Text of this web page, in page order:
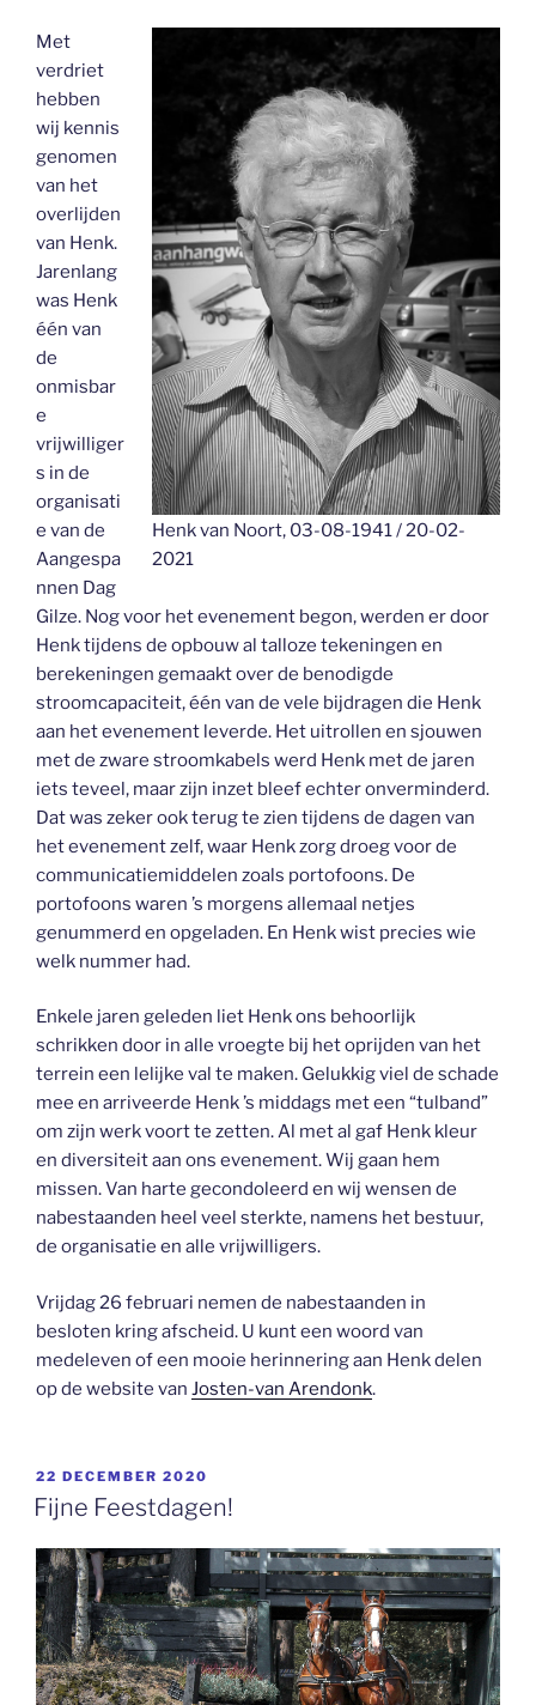
Henk van Noort, 03-08-1941 / 20-02-
2021
Met
verdriet
hebben
wij kennis
genomen
van het
overlijden
van Henk.
Jarenlang
was Henk
één van
de
onmisbar
e
vrijwilliger
s in de
organisati
e van de
Aangespa
nnen Dag
Gilze. Nog voor het evenement begon, werden er door
Henk tijdens de opbouw al talloze tekeningen en
berekeningen gemaakt over de benodigde
stroomcapaciteit, één van de vele bijdragen die Henk
aan het evenement leverde. Het uitrollen en sjouwen
met de zware stroomkabels werd Henk met de jaren
iets teveel, maar zijn inzet bleef echter onverminderd.
Dat was zeker ook terug te zien tijdens de dagen van
het evenement zelf, waar Henk zorg droeg voor de
communicatiemiddelen zoals portofoons. De
portofoons waren ’s morgens allemaal netjes
genummerd en opgeladen. En Henk wist precies wie
welk nummer had.
Enkele jaren geleden liet Henk ons behoorlijk
schrikken door in alle vroegte bij het oprijden van het
terrein een lelijke val te maken. Gelukkig viel de schade
mee en arriveerde Henk ’s middags met een “tulband”
om zijn werk voort te zetten. Al met al gaf Henk kleur
en diversiteit aan ons evenement. Wij gaan hem
missen. Van harte gecondoleerd en wij wensen de
nabestaanden heel veel sterkte, namens het bestuur,
de organisatie en alle vrijwilligers.
Vrijdag 26 februari nemen de nabestaanden in
besloten kring afscheid. U kunt een woord van
medeleven of een mooie herinnering aan Henk delen
op de website van Josten-van Arendonk.
GEPLAATST
OP
22 DECEMBER 2020
Fijne Feestdagen!